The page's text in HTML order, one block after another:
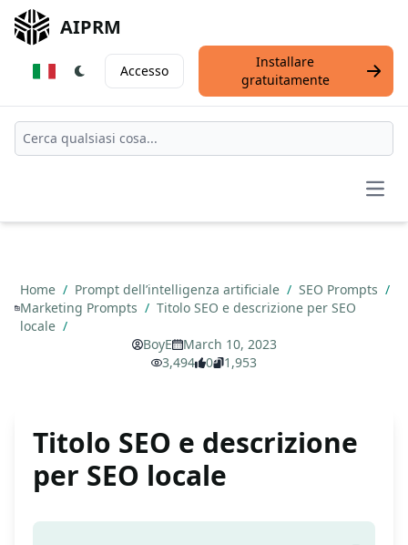
AIPRM
Accesso
Installare
gratuitamente
Home / Prompt dell’intelligenza artificiale / SEO Prompts /
Marketing Prompts / Titolo SEO e descrizione per SEO
locale /
BoyE
March 10, 2023
3,494
0 1,953
Titolo SEO e descrizione
per SEO locale